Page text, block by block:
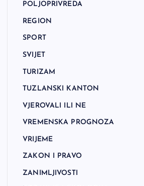
POLJOPRIVREDA
REGION
SPORT
SVIJET
TURIZAM
TUZLANSKI KANTON
VJEROVALI ILI NE
VREMENSKA PROGNOZA
VRIJEME
ZAKON I PRAVO
ZANIMLJIVOSTI